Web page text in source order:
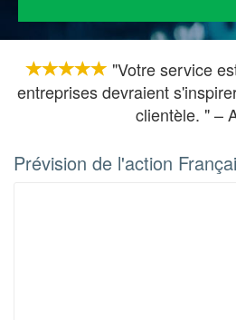
"Votre service
entreprises devraient
clientèle. " –
Prévision de l'action